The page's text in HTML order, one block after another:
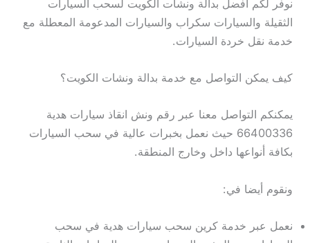
نوفر لكم افضل بدالة ونشات الكويت لسحب السيارات
الثقيلة والسيارات سكراب والسيارات المدعومة المعطلة مع
خدمة نقل خردة السيارات.
كيف يمكن التواصل مع خدمة بدالة ونشات الكويت؟
يمكنكم التواصل معنا عبر رقم ونش انقاذ سيارات هدية
66400336 حيث نعمل بخبرات عالية في سحب السيارات
بكافة أنواعها داخل وخارج المنطقة.
ونقوم أيضا في:
نعمل عبر خدمة كرين سحب سيارات هدية في سحب